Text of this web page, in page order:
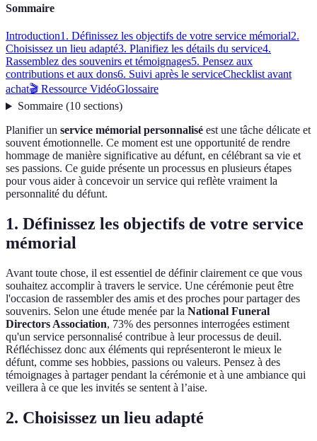
Sommaire
Introduction1. Définissez les objectifs de votre service mémorial2.
Choisissez un lieu adapté3. Planifiez les détails du service4.
Rassemblez des souvenirs et témoignages5. Pensez aux
contributions et aux dons6. Suivi après le serviceChecklist avant
achat🎬 Ressource VidéoGlossaire
Sommaire(10 sections)
Planifier un service mémorial personnalisé est une tâche délicate et
souvent émotionnelle. Ce moment est une opportunité de rendre
hommage de manière significative au défunt, en célébrant sa vie et
ses passions. Ce guide présente un processus en plusieurs étapes
pour vous aider à concevoir un service qui reflète vraiment la
personnalité du défunt.
1. Définissez les objectifs de votre service
mémorial
Avant toute chose, il est essentiel de définir clairement ce que vous
souhaitez accomplir à travers le service. Une cérémonie peut être
l'occasion de rassembler des amis et des proches pour partager des
souvenirs. Selon une étude menée par la National Funeral
Directors Association, 73% des personnes interrogées estiment
qu'un service personnalisé contribue à leur processus de deuil.
Réfléchissez donc aux éléments qui représenteront le mieux le
défunt, comme ses hobbies, passions ou valeurs. Pensez à des
témoignages à partager pendant la cérémonie et à une ambiance qui
veillera à ce que les invités se sentent à l’aise.
2. Choisissez un lieu adapté